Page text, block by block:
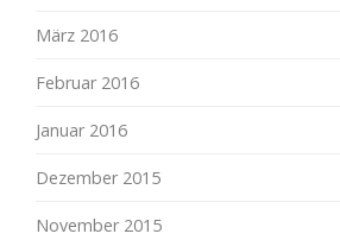
März 2016
Februar 2016
Januar 2016
Dezember 2015
November 2015